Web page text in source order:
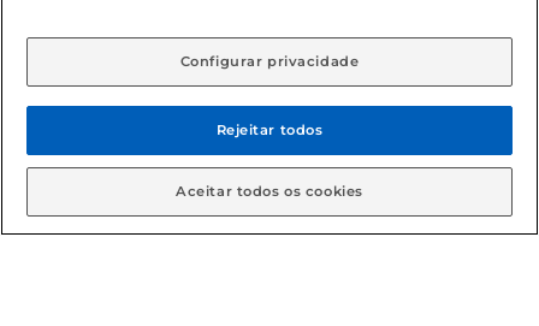
aviso prévio. O valor mínimo para as compras on-line é de
© 2026 Copyright. Todos os direitos
reservados Gbarbosa.
Configurar privacidade
Rejeitar todos
Aceitar todos os cookies